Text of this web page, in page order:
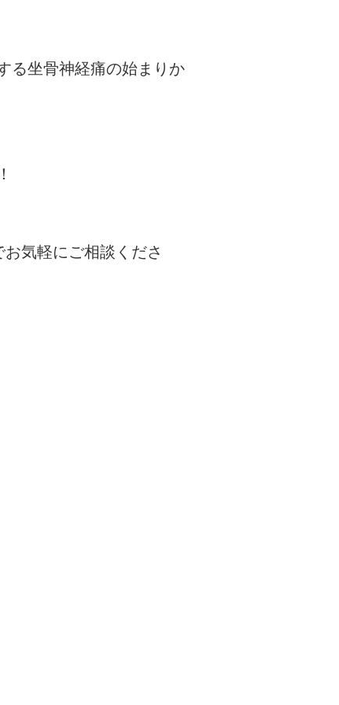
る坐骨神経痛の始まりか
気軽にご相談くださ